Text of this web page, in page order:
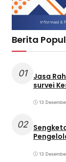
Berita
01
Jasa
survei
13
02
13